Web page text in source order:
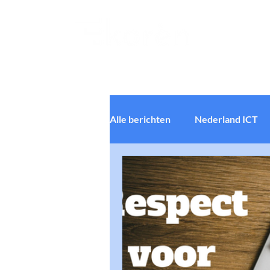
Alle berichten Nederland ICT
Ledenbeheer Software
Software UX Software
Online privacy & security